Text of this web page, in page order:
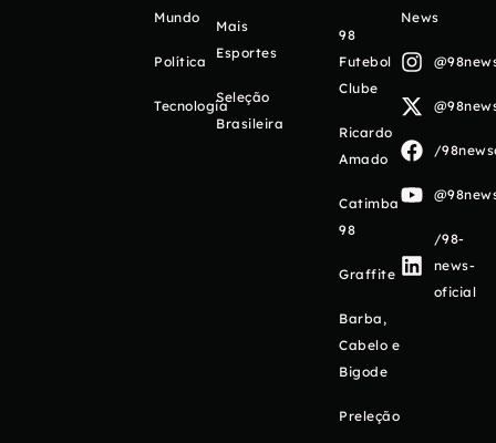
Mundo
Política
Tecnologia
Mais
Esportes
Seleção
Brasileira
98
Futebol
Clube
Ricardo
Amado
Catimba
98
Graffite
Barba,
Cabelo e
Bigode
Preleção
News
/
/98-
news-
oficial